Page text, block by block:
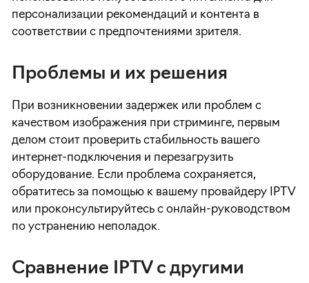
персонализации рекомендаций и контента в
соответствии с предпочтениями зрителя.
Проблемы и их решения
При возникновении задержек или проблем с
качеством изображения при стриминге, первым
делом стоит проверить стабильность вашего
интернет-подключения и перезагрузить
оборудование. Если проблема сохраняется,
обратитесь за помощью к вашему провайдеру IPTV
или проконсультируйтесь с онлайн-руководством
по устранению неполадок.
Сравнение IPTV с другими